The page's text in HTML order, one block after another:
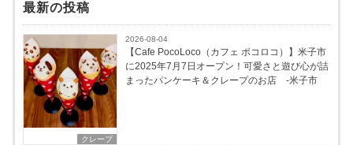
最新の投稿
クレープ
2026-08-04
【Cafe PocoLoco（カフェ ポコロコ）】米子市
に2025年7月7日オープン！可愛さと遊び心が詰
まったパンケーキ＆クレープのお店 -米子市